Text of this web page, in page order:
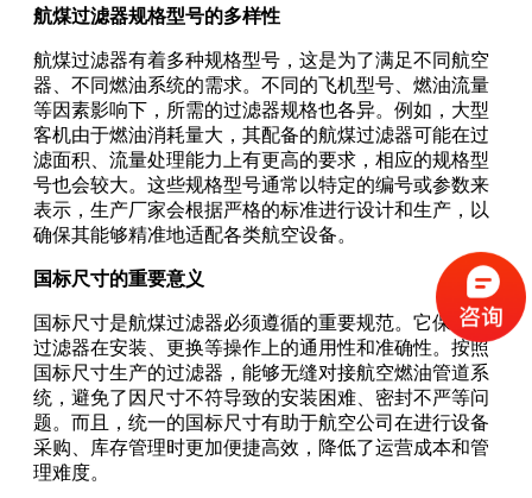
航煤过滤器规格型号的多样性
航煤过滤器有着多种规格型号，这是为了满足不同航空
器、不同燃油系统的需求。不同的飞机型号、燃油流量
等因素影响下，所需的过滤器规格也各异。例如，大型
客机由于燃油消耗量大，其配备的航煤过滤器可能在过
滤面积、流量处理能力上有更高的要求，相应的规格型
号也会较大。这些规格型号通常以特定的编号或参数来
表示，生产厂家会根据严格的标准进行设计和生产，以
确保其能够精准地适配各类航空设备。
国标尺寸的重要意义
国标尺寸是航煤过滤器必须遵循的重要规范。它保证了
过滤器在安装、更换等操作上的通用性和准确性。按照
国标尺寸生产的过滤器，能够无缝对接航空燃油管道系
统，避免了因尺寸不符导致的安装困难、密封不严等问
题。而且，统一的国标尺寸有助于航空公司在进行设备
采购、库存管理时更加便捷高效，降低了运营成本和管
理难度。